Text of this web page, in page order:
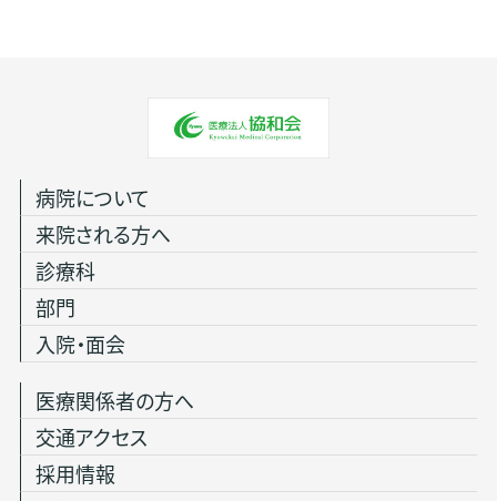
病院について
来院される方へ
診療科
部門
入院・面会
医療関係者の方へ
交通アクセス
採用情報